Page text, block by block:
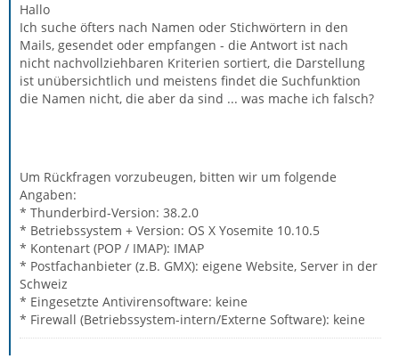
Hallo
Ich suche öfters nach Namen oder Stichwörtern in den
Mails, gesendet oder empfangen - die Antwort ist nach
nicht nachvollziehbaren Kriterien sortiert, die Darstellung
ist unübersichtlich und meistens findet die Suchfunktion
die Namen nicht, die aber da sind ... was mache ich falsch?
Um Rückfragen vorzubeugen, bitten wir um folgende
Angaben:
* Thunderbird-Version: 38.2.0
* Betriebssystem + Version: OS X Yosemite 10.10.5
* Kontenart (POP / IMAP): IMAP
* Postfachanbieter (z.B. GMX): eigene Website, Server in der
Schweiz
* Eingesetzte Antivirensoftware: keine
* Firewall (Betriebssystem-intern/Externe Software): keine